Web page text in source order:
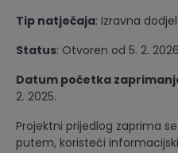
Tip natječaja: Izravna
Status: Otvoren od 5. 2.
Datum početka
2. 2025.
Projektni prijedlog zaprima
putem, koristeći